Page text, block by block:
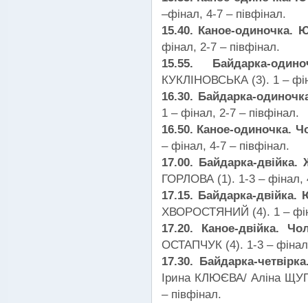
–фінал, 4-7 – півфінал.
15.40. Каное-одиночка.
фінал, 2-7 – півфінал.
15.55. Байдарка-
КУКЛІНОВСЬКА (3). 1 –
16.30. Байдарка-
1 – фінал, 2-7 – півфінал.
16.50. Каное-одиночка.
– фінал, 4-7 – півфінал.
17.00. Байдарка-
ГОРЛОВА (1). 1-3 – фінал,
17.15. Байдарка-двійка.
ХВОРОСТЯНИЙ (4). 1 –
17.20. Каное-двійка.
ОСТАПЧУК (4). 1-3 –
17.30. Байдарка-
Ірина КЛЮЄВА/ Аліна
– півфінал.